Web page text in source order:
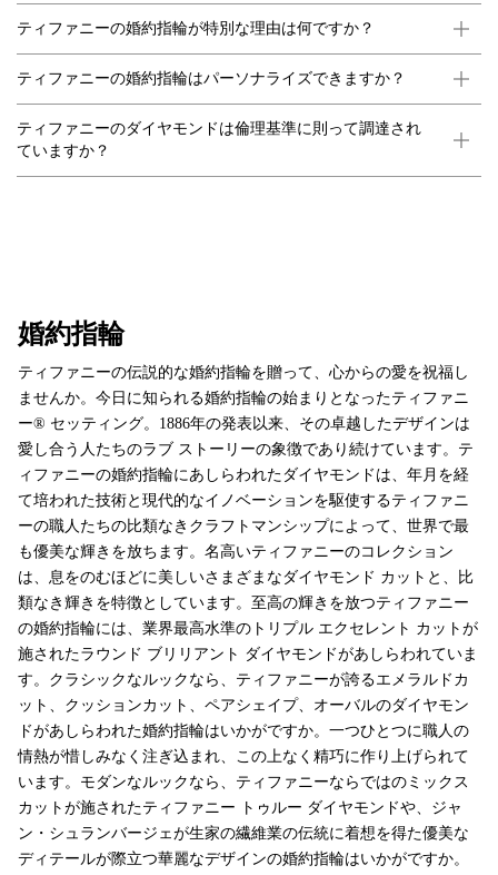
ティファニーの婚約指輪が特別な理由は何ですか？
ティファニーの婚約指輪はパーソナライズできますか？
ティファニーのダイヤモンドは倫理基準に則って調達され
ていますか？
婚約指輪
ティファニーの伝説的な婚約指輪を贈って、心からの愛を祝福し
ませんか。今日に知られる婚約指輪の始まりとなったティファニ
ー® セッティング。1886年の発表以来、その卓越したデザインは
愛し合う人たちのラブ ストーリーの象徴であり続けています。テ
ィファニーの婚約指輪にあしらわれたダイヤモンドは、年月を経
て培われた技術と現代的なイノベーションを駆使するティファニ
ーの職人たちの比類なきクラフトマンシップによって、世界で最
も優美な輝きを放ちます。名高いティファニーのコレクション
は、息をのむほどに美しいさまざまなダイヤモンド カットと、比
類なき輝きを特徴としています。至高の輝きを放つティファニー
の婚約指輪には、業界最高水準のトリプル エクセレント カットが
施されたラウンド ブリリアント ダイヤモンドがあしらわれていま
す。クラシックなルックなら、ティファニーが誇るエメラルドカ
ット、クッションカット、ペアシェイプ、オーバルのダイヤモン
ドがあしらわれた婚約指輪はいかがですか。一つひとつに職人の
情熱が惜しみなく注ぎ込まれ、この上なく精巧に作り上げられて
います。モダンなルックなら、ティファニーならではのミックス
カットが施されたティファニー トゥルー ダイヤモンドや、ジャ
ン・シュランバージェが生家の繊維業の伝統に着想を得た優美な
ディテールが際立つ華麗なデザインの婚約指輪はいかがですか。